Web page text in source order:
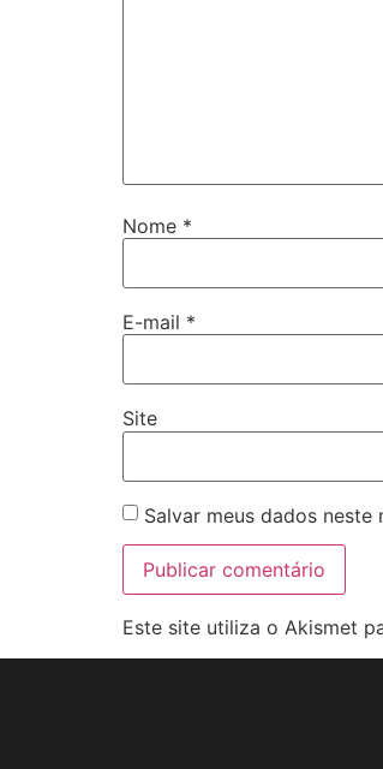
Nome *
E-mail *
Site
Salvar meus dados
Este site utiliza o Akismet